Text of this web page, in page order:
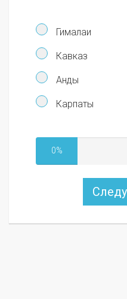
Гималаи
Кавказ
Анды
Карпаты
0%